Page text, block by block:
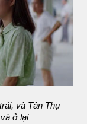
và Tân Thụ
ở lại